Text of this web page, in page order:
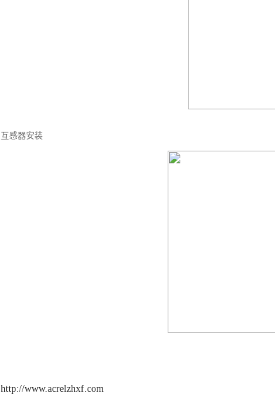
互感器安装
http://www.acrelzhxf.com